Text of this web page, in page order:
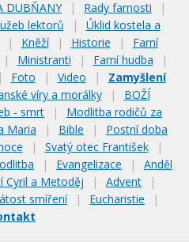
DUBŇANY | Rady farnosti
|
lektorů |
Úklid kostela a
| Kněží | Historie |
Farní
| Ministranti | Farní hudba
|
| Foto | Video |
Zamyšlení
víry a morálky |
BOŽÍ
- smrt |
Modlitba rodičů za
Maria | Bible |
Postní doba
| Svatý otec František
|
| Evangelizace |
Anděl
Cyril a Metoděj | Advent
|
smíření | Eucharistie
|